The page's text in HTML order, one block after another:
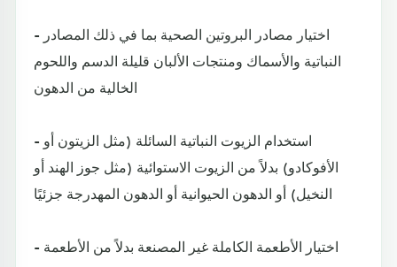
- اختيار مصادر البروتين الصحية بما في ذلك المصادر
النباتية والأسماك ومنتجات الألبان قليلة الدسم واللحوم
الخالية من الدهون
- استخدام الزيوت النباتية السائلة (مثل الزيتون أو
الأفوكادو) بدلاً من الزيوت الاستوائية (مثل جوز الهند أو
النخيل) أو الدهون الحيوانية أو الدهون المهدرجة جزئيًا
- اختيار الأطعمة الكاملة غير المصنعة بدلاً من الأطعمة